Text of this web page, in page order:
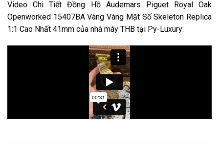
Video Chi Tiết Đồng Hồ Audemars Piguet Royal Oak
Openworked 15407BA Vàng Vàng Mặt Số Skeleton Replica
1:1 Cao Nhất 41mm của nhà máy THB tại Py-Luxury: